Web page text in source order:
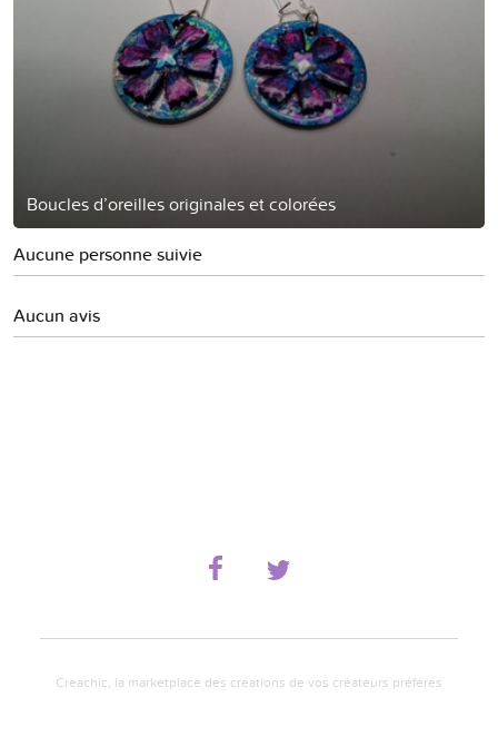
Boucles d’oreilles originales et colorées
Aucune personne suivie
Aucun avis
Creachic, la marketplace des créations de vos créateurs préférés